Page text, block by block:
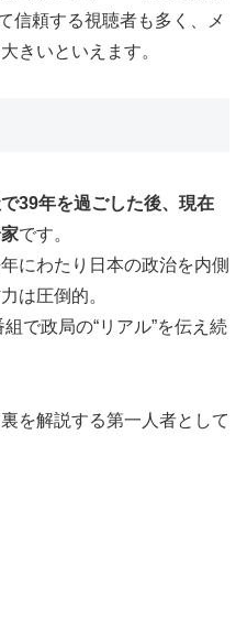
信頼する視聴者も多く、メ
きいといえます。
39年を過ごした後、現在
です。
にわたり日本の政治を内側
は圧倒的。
で政局の“リアル”を伝え続
を解説する第一人者として